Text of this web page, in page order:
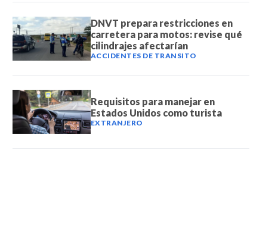
DNVT prepara restricciones en
carretera para motos: revise qué
cilindrajes afectarían
ACCIDENTES DE TRANSITO
Requisitos para manejar en
Estados Unidos como turista
EXTRANJERO